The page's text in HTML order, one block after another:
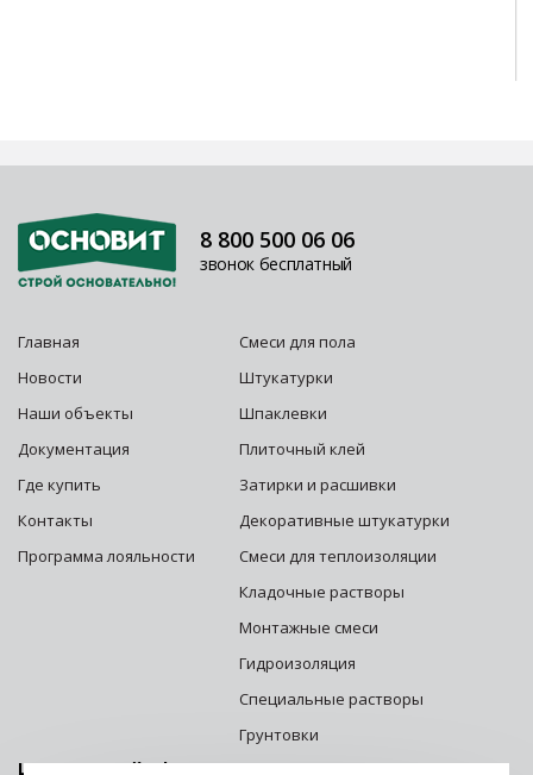
Главная
Новости
Наши объекты
Документация
Где купить
Контакты
Программа лояльности
Смеси для пола
Штукатурки
Шпаклевки
Плиточный клей
Затирки и расшивки
Декоративные штукатурки
Смеси для теплоизоляции
Кладочные растворы
Монтажные смеси
Гидроизоляция
Специальные растворы
Грунтовки
8 800 500 06 06
звонок бесплатный
Центральный офис г. Москва: